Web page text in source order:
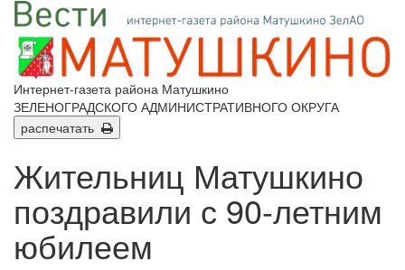
Интернет-газета района Матушкино
ЗЕЛЕНОГРАДСКОГО АДМИНИСТРАТИВНОГО ОКРУГА
распечатать
Жительниц Матушкино
поздравили с 90-летним
юбилеем